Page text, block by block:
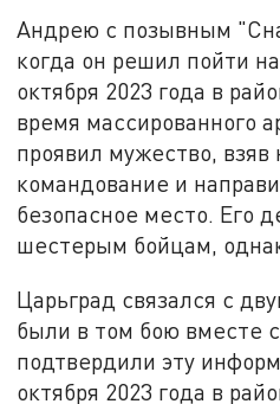
Андрею с позывным
когда он решил пойти
октября 2023 года в
время массированного
проявил мужество, взяв
командование и
безопасное место. Его
шестерым бойцам,
Царьград связался с
были в том бою вместе
подтвердили эту
октября 2023 года в